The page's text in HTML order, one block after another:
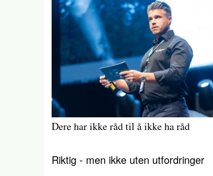
Dere har ikke råd til å ikke ha råd
Riktig - men ikke uten utfordringer